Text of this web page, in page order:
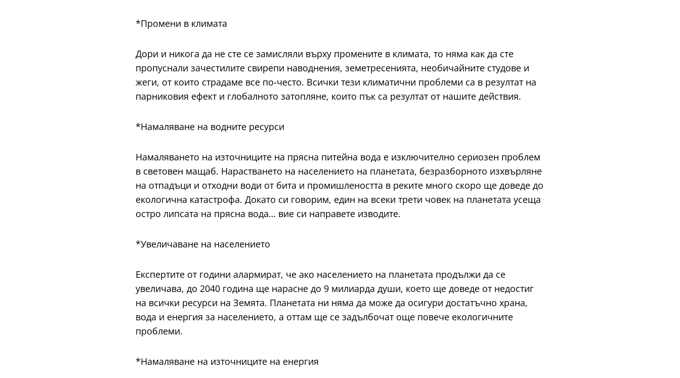
*Промени в климата
Дори и никога да не сте се замисляли върху промените в климата, то няма как да сте
пропуснали зачестилите свирепи наводнения, земетресенията, необичайните студове и
жеги, от които страдаме все по-често. Всички тези климатични проблеми са в резултат на
парниковия ефект и глобалното затопляне, които пък са резултат от нашите действия.
*Намаляване на водните ресурси
Намаляването на източниците на прясна питейна вода е изключително сериозен проблем
в световен мащаб. Нарастването на населението на планетата, безразборното изхвърляне
на отпадъци и отходни води от бита и промишлеността в реките много скоро ще доведе до
екологична катастрофа. Докато си говорим, един на всеки трети човек на планетата усеща
остро липсата на прясна вода… вие си направете изводите.
*Увеличаване на населението
Експертите от години алармират, че ако населението на планетата продължи да се
увеличава, до 2040 година ще нарасне до 9 милиарда души, което ще доведе от недостиг
на всички ресурси на Земята. Планетата ни няма да може да осигури достатъчно храна,
вода и енергия за населението, а оттам ще се задълбочат още повече екологичните
проблеми.
*Намаляване на източниците на енергия